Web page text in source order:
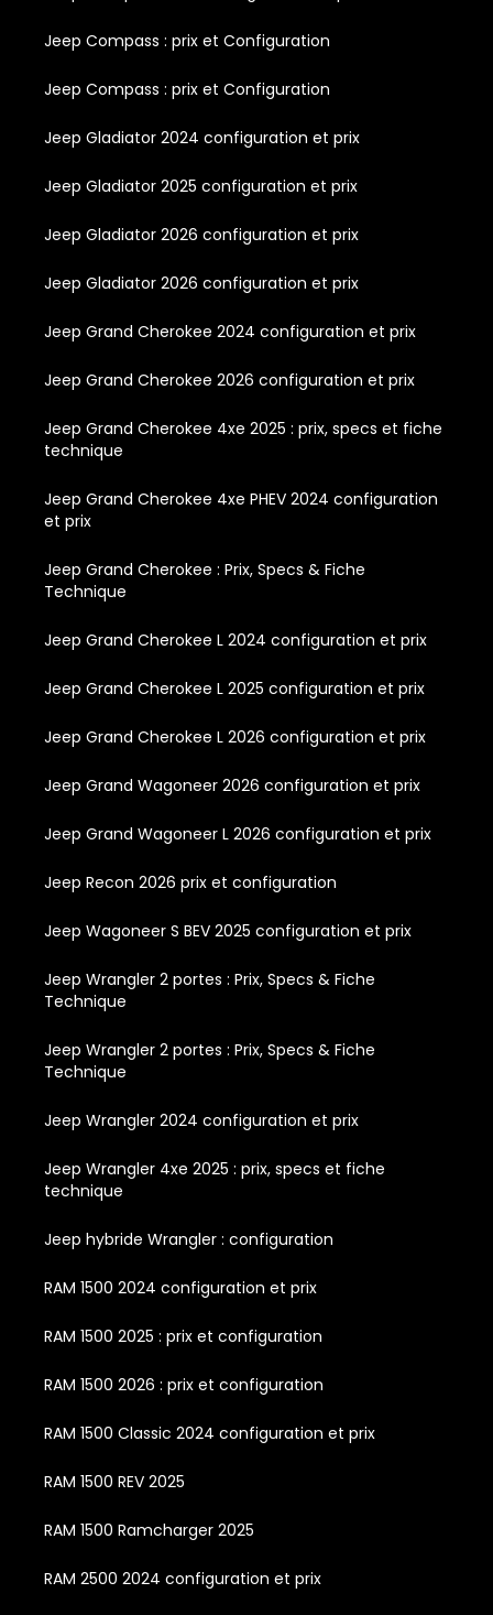
Jeep Compass : prix et Configuration
Jeep Compass : prix et Configuration
Jeep Gladiator 2024 configuration et prix
Jeep Gladiator 2025 configuration et prix
Jeep Gladiator 2026 configuration et prix
Jeep Gladiator 2026 configuration et prix
Jeep Grand Cherokee 2024 configuration et prix
Jeep Grand Cherokee 2026 configuration et prix
Jeep Grand Cherokee 4xe 2025 : prix, specs et fiche
technique
Jeep Grand Cherokee 4xe PHEV 2024 configuration
et prix
Jeep Grand Cherokee : Prix, Specs & Fiche
Technique
Jeep Grand Cherokee L 2024 configuration et prix
Jeep Grand Cherokee L 2025 configuration et prix
Jeep Grand Cherokee L 2026 configuration et prix
Jeep Grand Wagoneer 2026 configuration et prix
Jeep Grand Wagoneer L 2026 configuration et prix
Jeep Recon 2026 prix et configuration
Jeep Wagoneer S BEV 2025 configuration et prix
Jeep Wrangler 2 portes : Prix, Specs & Fiche
Technique
Jeep Wrangler 2 portes : Prix, Specs & Fiche
Technique
Jeep Wrangler 2024 configuration et prix
Jeep Wrangler 4xe 2025 : prix, specs et fiche
technique
Jeep hybride Wrangler : configuration
RAM 1500 2024 configuration et prix
RAM 1500 2025 : prix et configuration
RAM 1500 2026 : prix et configuration
RAM 1500 Classic 2024 configuration et prix
RAM 1500 REV 2025
RAM 1500 Ramcharger 2025
RAM 2500 2024 configuration et prix